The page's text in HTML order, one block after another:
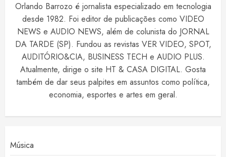
Orlando Barrozo é jornalista especializado em tecnologia
desde 1982. Foi editor de publicações como VIDEO
NEWS e AUDIO NEWS, além de colunista do JORNAL
DA TARDE (SP). Fundou as revistas VER VIDEO, SPOT,
AUDITÓRIO&CIA, BUSINESS TECH e AUDIO PLUS.
Atualmente, dirige o site HT & CASA DIGITAL. Gosta
também de dar seus palpites em assuntos como política,
economia, esportes e artes em geral.
Música